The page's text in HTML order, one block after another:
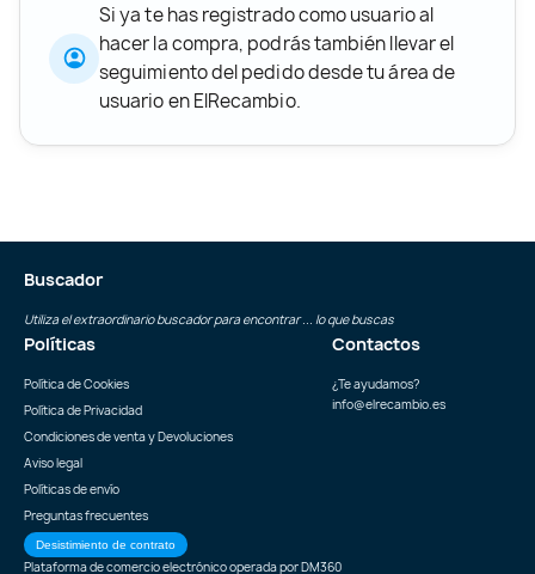
Si ya te has registrado como usuario al
hacer la compra, podrás también llevar el
seguimiento del pedido desde tu área de
usuario en ElRecambio.
Buscador
Utiliza el extraordinario buscador para encontrar ... lo que buscas
Políticas
Política de Cookies
Política de Privacidad
Condiciones de venta y Devoluciones
Aviso legal
Políticas de envío
Preguntas frecuentes
Desistimiento de contrato
Contactos
¿Te ayudamos?
info@elrecambio.es
Plataforma de comercio electrónico operada porDM360